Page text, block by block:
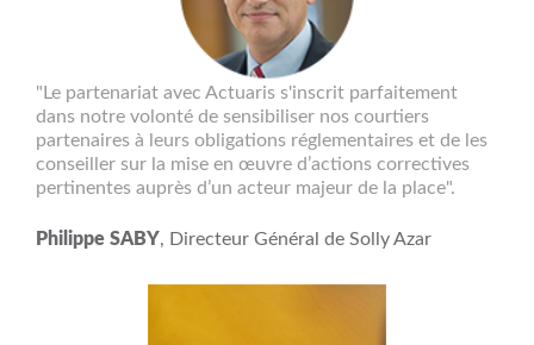
"Le partenariat avec Actuaris s'inscrit parfaitement
dans notre volonté de sensibiliser nos courtiers
partenaires à leurs obligations réglementaires et de les
conseiller sur la mise en œuvre d’actions correctives
pertinentes auprès d’un acteur majeur de la place".
Philippe SABY, Directeur Général de Solly Azar